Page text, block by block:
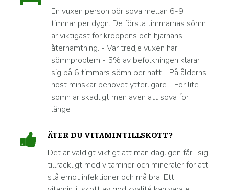
En vuxen person bör sova mellan 6-9
timmar per dygn. De första timmarnas sömn
är viktigast för kroppens och hjärnans
återhämtning. - Var tredje vuxen har
sömnproblem - 5% av befolkningen klarar
sig på 6 timmars sömn per natt - På ålderns
höst minskar behovet ytterligare - För lite
sömn är skadligt men även att sova för
länge
ÄTER DU VITAMINTILLSKOTT?
Det är väldigt viktigt att man dagligen får i sig
tillräckligt med vitaminer och mineraler för att
stå emot infektioner och må bra. Ett